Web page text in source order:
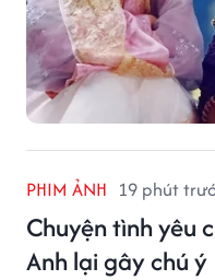
PHIM ẢNH 19 phút
Chuyện tình yêu
Anh lại gây chú ý